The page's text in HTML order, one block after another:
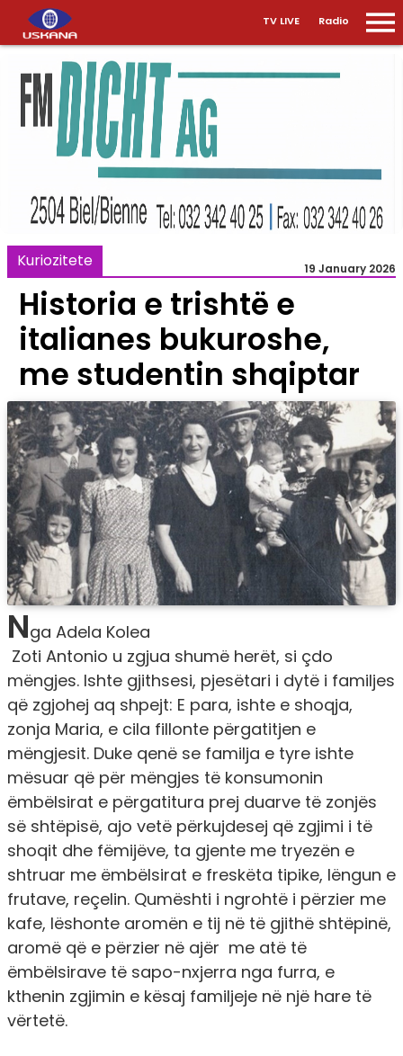
TV LIVE Radio
Kuriozitete 19 January 2026
Historia e trishtë e
italianes bukuroshe,
me studentin shqiptar
Nga Adela Kolea
Zoti Antonio u zgjua shumë herët, si çdo
mëngjes. Ishte gjithsesi, pjesëtari i dytë i familjes
që zgjohej aq shpejt: E para, ishte e shoqja,
zonja Maria, e cila fillonte përgatitjen e
mëngjesit. Duke qenë se familja e tyre ishte
mësuar që për mëngjes të konsumonin
ëmbëlsirat e përgatitura prej duarve të zonjës
së shtëpisë, ajo vetë përkujdesej që zgjimi i të
shoqit dhe fëmijëve, ta gjente me tryezën e
shtruar me ëmbëlsirat e freskëta tipike, lëngun e
frutave, reçelin. Qumështi i ngrohtë i përzier me
kafe, lëshonte aromën e tij në të gjithë shtëpinë,
aromë që e përzier në ajër me atë të
ëmbëlsirave të sapo-nxjerra nga furra, e
kthenin zgjimin e kësaj familjeje në një hare të
vërtetë.